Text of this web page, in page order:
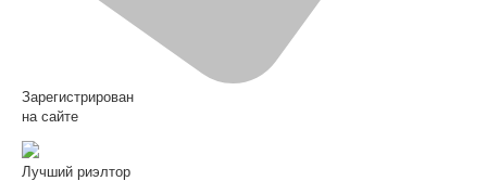
Зарегистрирован
на сайте
Лучший риэлтор